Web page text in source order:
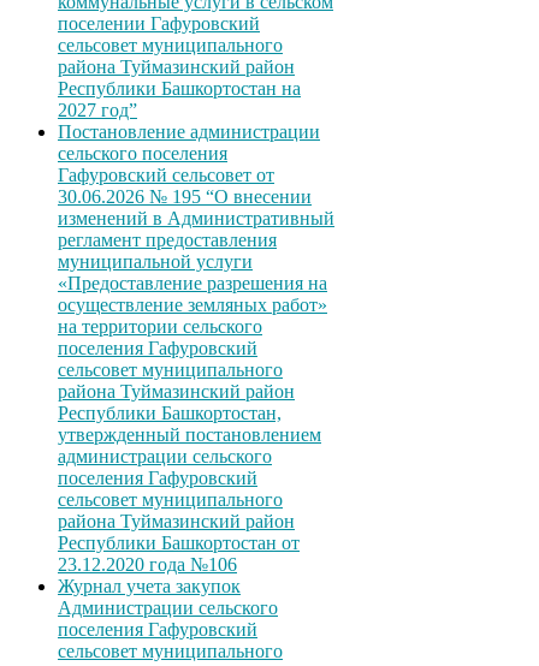
поселении Гафуровский
сельсовет муниципального
района Туймазинский район
Республики Башкортостан на
2027 год”
Постановление администрации
сельского поселения
Гафуровский сельсовет от
30.06.2026 № 195 “О внесении
изменений в Административный
регламент предоставления
муниципальной услуги
«Предоставление разрешения на
осуществление земляных работ»
на территории сельского
поселения Гафуровский
сельсовет муниципального
района Туймазинский район
Республики Башкортостан,
утвержденный постановлением
администрации сельского
поселения Гафуровский
сельсовет муниципального
района Туймазинский район
Республики Башкортостан от
23.12.2020 года №106
Журнал учета закупок
Администрации сельского
поселения Гафуровский
сельсовет муниципального